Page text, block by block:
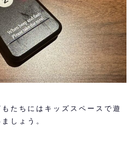
たちにはキッズスペースで遊
しょう。